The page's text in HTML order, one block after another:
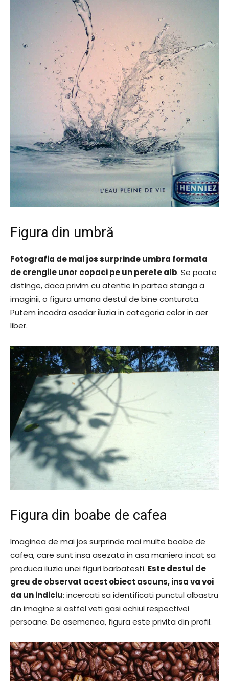
Figura din umbră
Fotografia de mai jos surprinde umbra formata
de crengile unor copaci pe un perete alb. Se poate
distinge, daca privim cu atentie in partea stanga a
imaginii, o figura umana destul de bine conturata.
Putem incadra asadar iluzia in categoria celor in aer
liber.
Figura din boabe de cafea
Imaginea de mai jos surprinde mai multe boabe de
cafea, care sunt insa asezata in asa maniera incat sa
produca iluzia unei figuri barbatesti. Este destul de
greu de observat acest obiect ascuns, insa va voi
da un indiciu: incercati sa identificati punctul albastru
din imagine si astfel veti gasi ochiul respectivei
persoane. De asemenea, figura este privita din profil.